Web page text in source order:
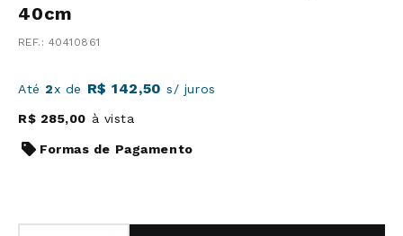
40cm
: 40410861
Até 2x de R$ 142,50 s/ juros
R$ 285,00 à vista
Formas de Pagamento
7º
Pingente
8º
Casamento
10 º Moissanite